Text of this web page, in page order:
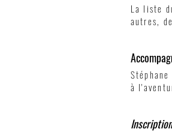
La liste
autres,
à